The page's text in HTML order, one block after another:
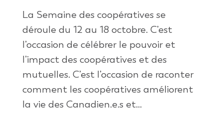
La Semaine des coopératives se
déroule du 12 au 18 octobre. C’est
l’occasion de célébrer le pouvoir et
l’impact des coopératives et des
mutuelles. C’est l’occasion de raconter
comment les coopératives améliorent
la vie des Canadien.e.s et...